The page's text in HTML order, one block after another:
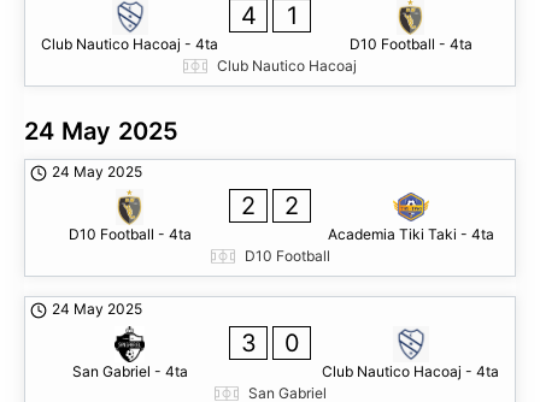
Club Nautico Hacoaj - 4ta
4 1
D10 Football - 4ta
Club Nautico Hacoaj
24 May 2025
24 May 2025
D10 Football - 4ta
2 2
Academia Tiki Taki - 4ta
D10 Football
24 May 2025
San Gabriel - 4ta
3 0
Club Nautico Hacoaj - 4ta
San Gabriel